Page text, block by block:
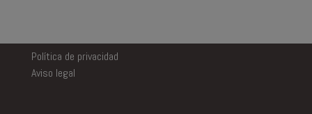
Política de privacidad
Aviso legal